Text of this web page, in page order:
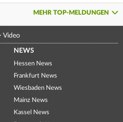
MEHR TOP-MELDUNGEN
Video
NEWS
Hessen News
Frankfurt News
Wiesbaden News
Mainz News
Kassel News